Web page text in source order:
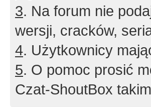
3. Na forum nie
wersji, cracków,
4. Użytkownicy
5. O pomoc prosić
Czat-ShoutBox